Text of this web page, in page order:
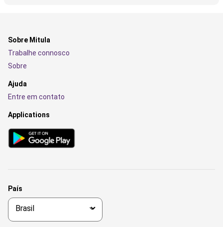
Sobre Mitula
Trabalhe connosco
Sobre
Ajuda
Entre em contato
Applications
País